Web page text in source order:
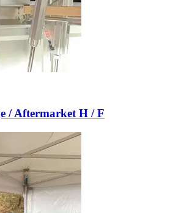
/ Aftermarket H / F